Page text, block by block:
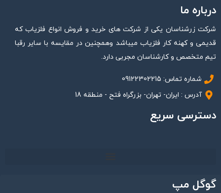
درباره ما
شرکت زرشناسان یکی از شرکت های خرید و فروش انواع فلزیاب که
قدیمی و کهنه کار فلزیاب میباشد وهمچنین در مقایسه با سایر رقبا
تیم متخصص و کارشناسان مجربی دارد.
شماره تماس: 09122302215
آدرس : ایران- تهران- بزرگراه فتح - منطقه 18
دسترسی سریع
گوگل مپ